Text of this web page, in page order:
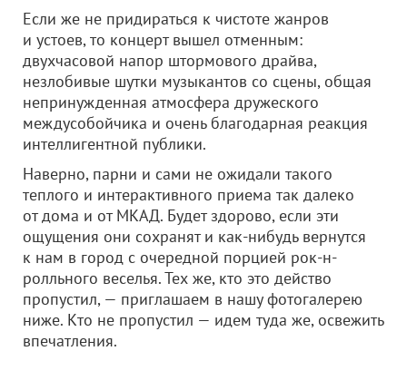
Если же не придираться к чистоте жанров
и устоев, то концерт вышел отменным:
двухчасовой напор штормового драйва,
незлобивые шутки музыкантов со сцены, общая
непринужденная атмосфера дружеского
междусобойчика и очень благодарная реакция
интеллигентной публики.
Наверно, парни и сами не ожидали такого
теплого и интерактивного приема так далеко
от дома и от МКАД. Будет здорово, если эти
ощущения они сохранят и как-нибудь вернутся
к нам в город с очередной порцией рок-н-
ролльного веселья. Тех же, кто это действо
пропустил, — приглашаем в нашу фотогалерею
ниже. Кто не пропустил — идем туда же, освежить
впечатления.